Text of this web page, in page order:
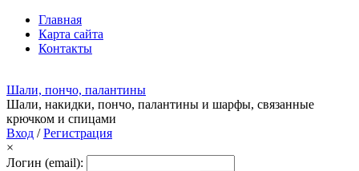
Главная
Карта сайта
Контакты
Шали, пончо, палантины
Шали, накидки, пончо, палантины и шарфы, связанные
крючком и спицами
Вход /Регистрация
×
Логин (email):